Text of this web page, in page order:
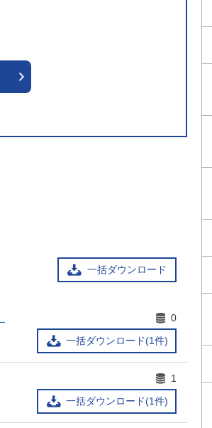
一括ダウンロード
一括ダウンロード(1件)
0
一括ダウンロード(1件)
1